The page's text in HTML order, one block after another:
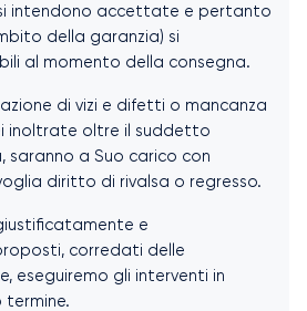
intendono accettate e pertanto
della garanzia) si
al momento della consegna.
di vizi e difetti o mancanza
inoltrate oltre il suddetto
saranno a Suo carico con
diritto di rivalsa o regresso.
e
corredati delle
eseguiremo gli interventi in
termine.